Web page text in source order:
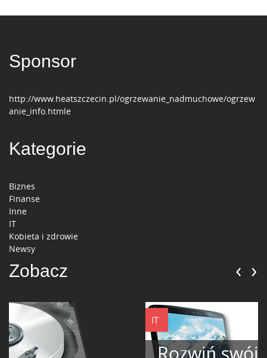
Sponsor
http://www.heatszczecin.pl/ogrzewanie_nadmuchowe/ogrzew
anie_info.htmle
Kategorie
Biznes
Finanse
Inne
IT
Kobieta i zdrowie
Newsy
Zobacz ‹ ›